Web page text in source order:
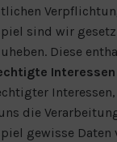
sind wir
Diese
Interessen
die
gewisse Daten